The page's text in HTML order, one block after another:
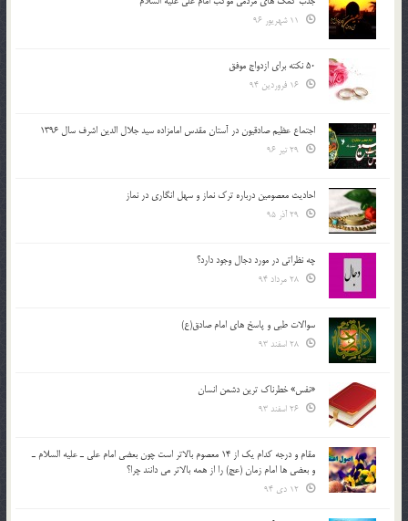
50 نکته برای ازدواج موفق
اجتماع عظیم صادقیون در آستان مقدس امامزاده سید جلال الدین اشرف سال 1396
احادیث معصومین درباره ترک نماز و سهل انگاری در نماز
چه نظراتی در مورد دجال وجود دارد؟
سوالات طبی و پاسخ های امام صادق(ع)
«نفس» خطرناک ترین دشمن انسان
مقام و درجه كدام يك از 14 معصوم بالاتر است چون بعضي امام علي ـ عليه السلام ـ
و بعضي ها امام زمان (عج) را از همه بالاتر مي دانند چرا؟